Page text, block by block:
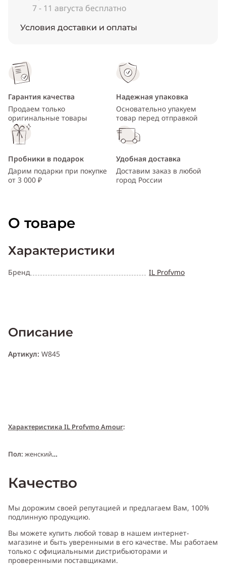
7 - 11 августа бесплатно
Условия доставки и оплаты
Гарантия качества
Продаем только
оригинальные товары
Надежная упаковка
Основательно упакуем
товар перед отправкой
Пробники в подарок
Дарим подарки при покупке
от 3 000 ₽
Удобная доставка
Доставим заказ в любой
город России
О товаре
Характеристики
Бренд IL Profvmo
Описание
Артикул: W845
Характеристика IL Profvmo Amour:
Пол: женский
Тип аромата:цветочный
Cодержит ноты:ирис, белая фрезия, мандарин, персик, мускус,
белая лилия, ландыш
Год выпуска:2005
Качество
Мы дорожим своей репутацией и предлагаем Вам, 100%
подлинную продукцию.
Вы можете купить любой товар в нашем интернет-
магазине и быть уверенными в его качестве. Мы работаем
только с официальными дистрибьюторами и
проверенными поставщиками.